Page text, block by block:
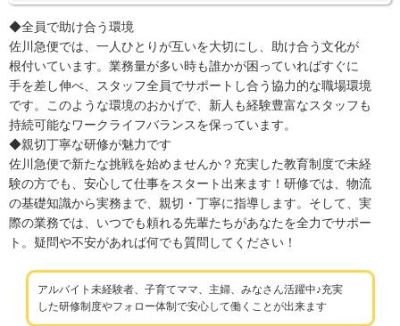
◆全員で助け合う環境
佐川急便では、一人ひとりが互いを大切にし、助け合う文化が
根付いています。業務量が多い時も誰かが困っていればすぐに
手を差し伸べ、スタッフ全員でサポートし合う協力的な職場環境
です。このような環境のおかげで、新人も経験豊富なスタッフも
持続可能なワークライフバランスを保っています。
◆親切丁寧な研修が魅力です
佐川急便で新たな挑戦を始めませんか？充実した教育制度で未経
験の方でも、安心して仕事をスタート出来ます！研修では、物流
の基礎知識から実務まで、親切・丁寧に指導します。そして、実
際の業務では、いつでも頼れる先輩たちがあなたを全力でサポー
ト。疑問や不安があれば何でも質問してください！
アルバイト未経験者、子育てママ、主婦、みなさん活躍中♪充実
した研修制度やフォロー体制で安心して働くことが出来ます